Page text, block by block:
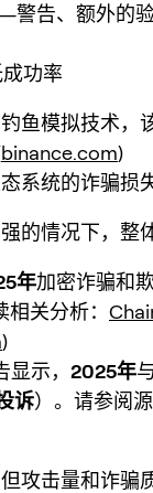
告、额外的验
功率
鱼模拟技术，
binance.com)
系统的诈骗损
的情况下，整
年加密诈骗和
关分析：
)
示， 2025年
诉）。请参阅源
攻击量和诈骗